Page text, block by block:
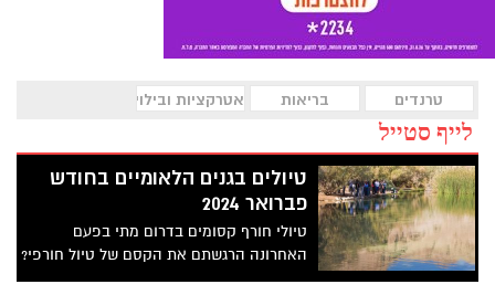
טרנדים בריאות אטרקציות ובילוי
לייף סטייל
טיולים בגנים הלאומיים בחודש
פברואר 2024
טיולי חורף קסומים בדרום מתי בפעם
האחרונה הרגשתם את הקסם של טיול חורפי?
טיול בין מים זורמים, פרחים מלבלבים ואווירה